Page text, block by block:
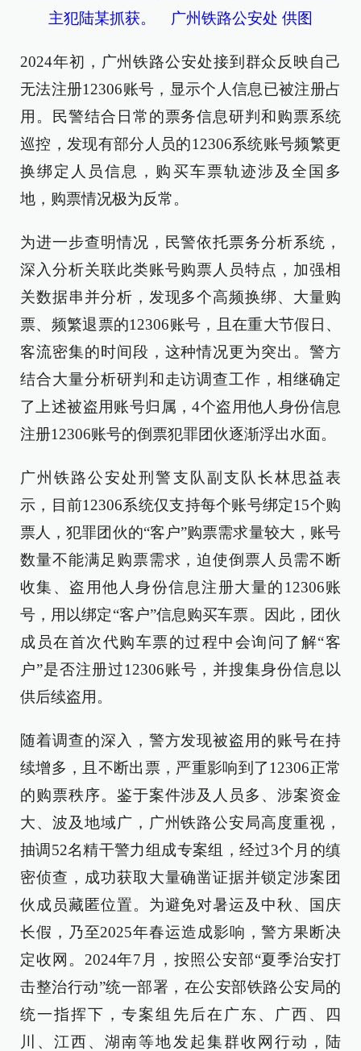
主犯陆某抓获。 广州铁路公安处 供图
2024年初，广州铁路公安处接到群众反映自己
无法注册12306账号，显示个人信息已被注册占
用。民警结合日常的票务信息研判和购票系统
巡控，发现有部分人员的12306系统账号频繁更
换绑定人员信息，购买车票轨迹涉及全国多
地，购票情况极为反常。
为进一步查明情况，民警依托票务分析系统，
深入分析关联此类账号购票人员特点，加强相
关数据串并分析，发现多个高频换绑、大量购
票、频繁退票的12306账号，且在重大节假日、
客流密集的时间段，这种情况更为突出。警方
结合大量分析研判和走访调查工作，相继确定
了上述被盗用账号归属，4个盗用他人身份信息
注册12306账号的倒票犯罪团伙逐渐浮出水面。
广州铁路公安处刑警支队副支队长林思益表
示，目前12306系统仅支持每个账号绑定15个购
票人，犯罪团伙的“客户”购票需求量较大，账号
数量不能满足购票需求，迫使倒票人员需不断
收集、盗用他人身份信息注册大量的12306账
号，用以绑定“客户”信息购买车票。因此，团伙
成员在首次代购车票的过程中会询问了解“客
户”是否注册过12306账号，并搜集身份信息以
供后续盗用。
随着调查的深入，警方发现被盗用的账号在持
续增多，且不断出票，严重影响到了12306正常
的购票秩序。鉴于案件涉及人员多、涉案资金
大、波及地域广，广州铁路公安局高度重视，
抽调52名精干警力组成专案组，经过3个月的缜
密侦查，成功获取大量确凿证据并锁定涉案团
伙成员藏匿位置。为避免对暑运及中秋、国庆
长假，乃至2025年春运造成影响，警方果断决
定收网。2024年7月，按照公安部“夏季治安打
击整治行动”统一部署，在公安部铁路公安局的
统一指挥下，专案组先后在广东、广西、四
川、江西、湖南等地发起集群收网行动，陆